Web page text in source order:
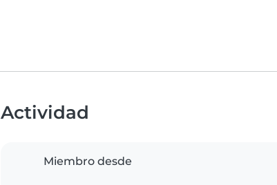
Actividad
Miembro desde